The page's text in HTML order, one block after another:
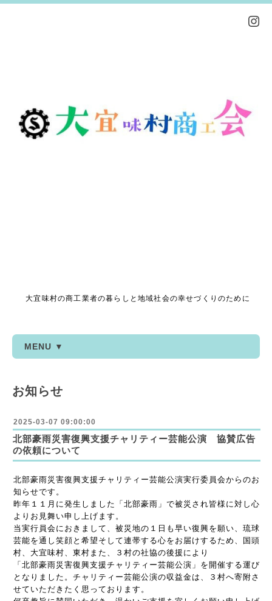
大宜味村の商工業者の暮らしと地域社会の幸せづくりのために
MENU ▼
お知らせ
2025-03-07 09:00:00
北部豪雨災害復興支援チャリティー芸能公演 協賛広告
の依頼について
北部豪雨災害復興支援チャリティー芸能公演実行委員会からのお
知らせです。
昨年１１月に発生しました「北部豪雨」で被災され皆様に対し心
よりお見舞い申し上げます。
当実行員会におきまして、被災地の１日も早い復興を願い、琉球
芸能を通し笑顔と希望そして連帯する心をお届けするため、国頭
村、大宜味村、東村また、３村の社協の後援により
「北部豪雨災害復興支援チャリティー芸能公演」を開催する運び
となりました。チャリティー芸能公演の収益金は、３村へ寄附さ
せていただきたく思っております。